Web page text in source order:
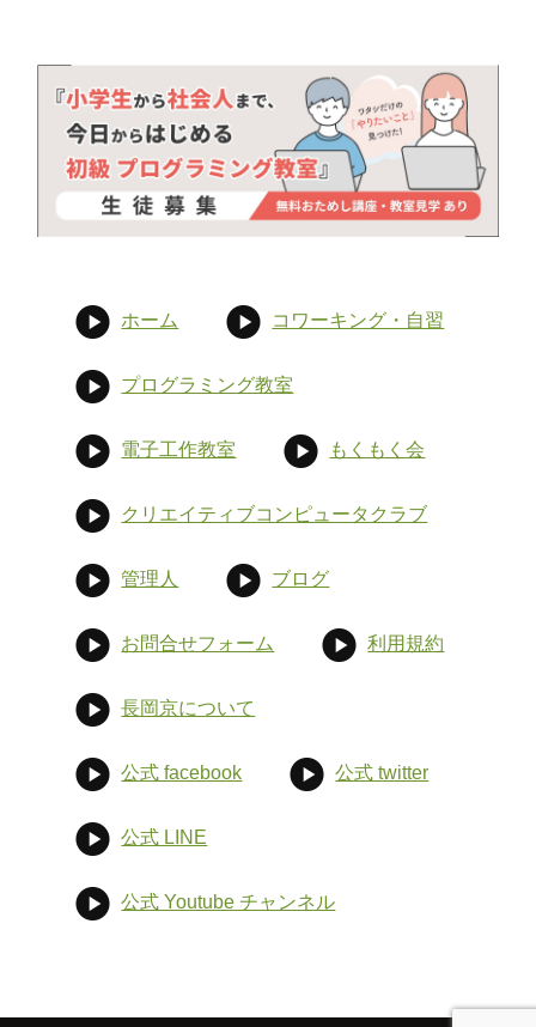
ホーム コワーキング・自習
プログラミング教室
電子工作教室 もくもく会
クリエイティブコンピュータクラブ
管理人 ブログ
お問合せフォーム 利用規約
長岡京について
公式 facebook 公式 twitter
公式 LINE
公式 Youtube チャンネル